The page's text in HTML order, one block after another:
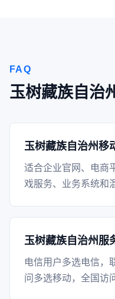
FAQ
玉树藏族自治
玉树藏族自治州移
适合企业官网、电商
戏服务、业务系统和
玉树藏族自治州服
电信用户多选电信，
问多选移动，全国访